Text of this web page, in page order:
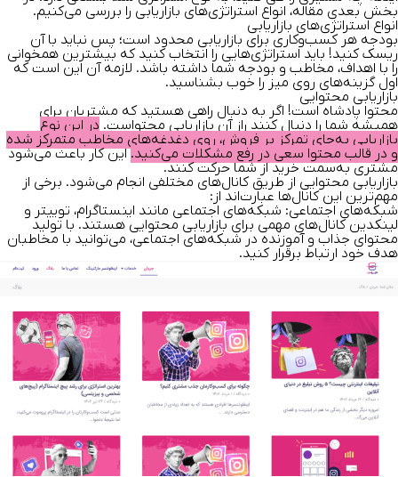
بخش بعدی مقاله، انواع استراتژی‌های بازاریابی را بررسی می‌کنیم.
انواع استراتژی‌های بازاریابی
بودجه هر کسب‌وکاری برای بازاریابی محدود است؛ پس نباید با آن
ریسک کنید! باید استراتژی‌هایی را انتخاب کنید که بیشترین همخوانی
را با اهداف، مخاطب و بودجه شما داشته باشد. لازمه آن این است که
اول گزینه‌های روی میز را خوب بشناسید.
بازاریابی محتوایی
محتوا پادشاه است! اگر به دنبال راهی هستید که مشتریان برای
همیشه شما را دنبال کنند راز آن بازاریابی محتواست. در این نوع
بازاریابی به‌جای تمرکز بر فروش، روی دغدغه‌های مخاطب متمرکز شده
و در قالب محتوا سعی در رفع مشکلات می‌کنید.این کار باعث می‌شود
مشتری به‌سمت خرید از شما حرکت کنند.
بازاریابی محتوایی از طریق کانال‌های مختلفی انجام می‌شود. برخی از
مهم‌ترین این کانال‌ها عبارت‌اند از:
شبکه‌های اجتماعی: شبکه‌های اجتماعی مانند اینستاگرام، توییتر و
لینکدین کانال‌های مهمی برای بازاریابی محتوایی هستند. با تولید
محتوای جذاب و آموزنده در شبکه‌های اجتماعی، می‌توانید با مخاطبان
هدف خود ارتباط برقرار کنید.